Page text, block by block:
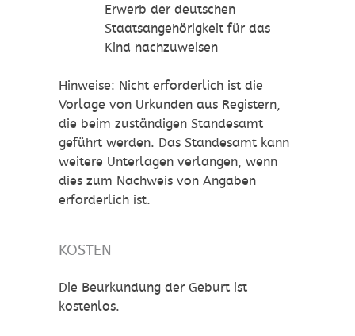
Erwerb der deutschen
Staatsangehörigkeit für das
Kind nachzuweisen
Hinweise: Nicht erforderlich ist die
Vorlage von Urkunden aus Registern,
die beim zuständigen Standesamt
geführt werden. Das Standesamt kann
weitere Unterlagen verlangen, wenn
dies zum Nachweis von Angaben
erforderlich ist.
KOSTEN
Die Beurkundung der Geburt ist
kostenlos.